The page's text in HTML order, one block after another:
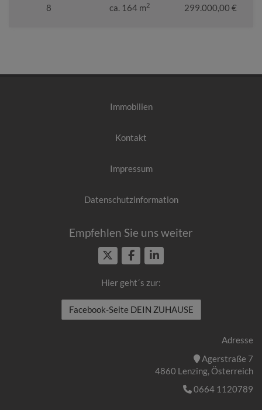
8
ca. 164 m2
299.000,00 €
Immobilien
Kontakt
Impressum
Datenschutzinformation
Empfehlen Sie uns weiter
Hier geht´s zur:
Facebook-Seite DEIN ZUHAUSE
Adresse
Agerstraße 7
4860 Lenzing, Österreich
0664 1120789